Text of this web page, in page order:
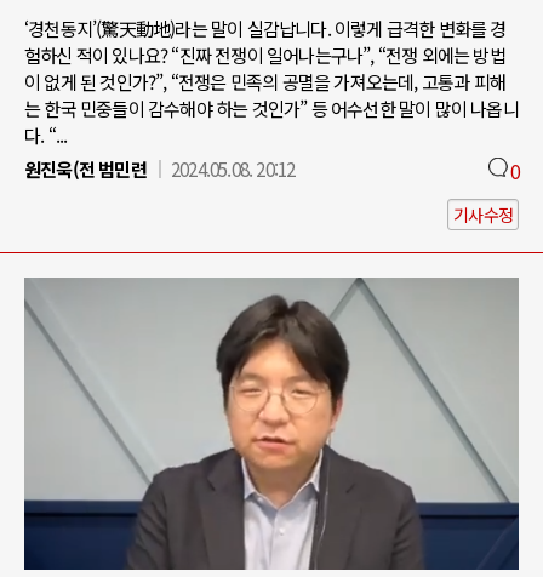
‘경천동지’(驚天動地)라는 말이 실감납니다. 이렇게 급격한 변화를 경
험하신 적이 있나요? “진짜 전쟁이 일어나는구나”, “전쟁 외에는 방법
이 없게 된 것인가?”, “전쟁은 민족의 공멸을 가져오는데, 고통과 피해
는 한국 민중들이 감수해야 하는 것인가” 등 어수선한 말이 많이 나옵니
다. “...
원진욱(전 범민련
2024.05.08. 20:12 0
기사수정